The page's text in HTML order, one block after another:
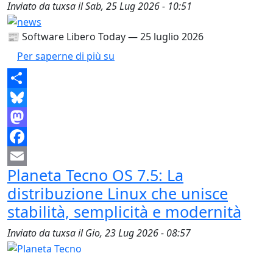
Inviato datuxsailSab, 25 Lug 2026 - 10:51
📰 Software Libero Today — 25 luglio 2026
Per saperne di più su
Share
Bluesky
Mastodon
Facebook
Email
Planeta Tecno OS 7.5: La
distribuzione Linux che unisce
stabilità, semplicità e modernità
Inviato datuxsailGio, 23 Lug 2026 - 08:57